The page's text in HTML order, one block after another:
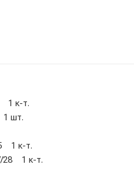
1 к-т.
1 шт.
1 к-т.
28 1 к-т.